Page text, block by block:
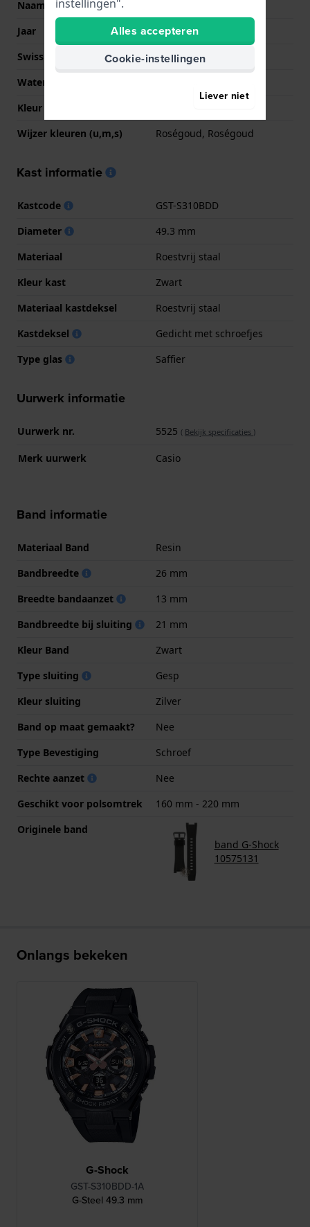
Naam
Jaar
2018 Onbekend
Swiss Made
Nee
Waterdichtheid
Kleur Wijzerplaat
Wijzer kleuren (u,m,s)
Roségoud, Roségoud
Kast informatie
Kastcode
GST-S310BDD
Diameter
49.3 mm
Materiaal
Roestvrij staal
Kleur kast
Zwart
Materiaal kastdeksel
Roestvrij staal
Kastdeksel
Gedicht met schroefjes
Type glas
Saffier
Uurwerk informatie
Uurwerk nr. 5525 ( Bekijk specificaties )
Merk uurwerk Casio
Band informatie
Materiaal Band
Resin
Bandbreedte
26 mm
Breedte bandaanzet
13 mm
Bandbreedte bij sluiting
21 mm
Kleur Band
Zwart
Type sluiting
Gesp
Kleur sluiting
Zilver
Band op maat gemaakt?
Nee
Type Bevestiging
Schroef
Rechte aanzet
Nee
Geschikt voor polsomtrek
160 mm - 220 mm
Originele band
band G-Shock
10575131
Onlangs bekeken
G-Shock
GST-S310BDD-1A
G-Steel 49.3 mm
instellingen".
Alles accepteren
Cookie-instellingen
Liever niet